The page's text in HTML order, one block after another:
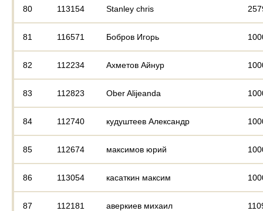
80 113154 Stanley chris
81 116571 Бобров Игорь
82 112234 Ахметов Айнур
83 112823 Ober Alijeanda
84 112740 кудуштеев Александр
85 112674 максимов юрий
86 113054 касаткин максим
87 112181 аверкиев михаил